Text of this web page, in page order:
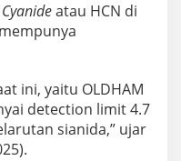
atau HCN di
ini, yaitu OLDHAM
detection limit 4.7
sianida,” ujar